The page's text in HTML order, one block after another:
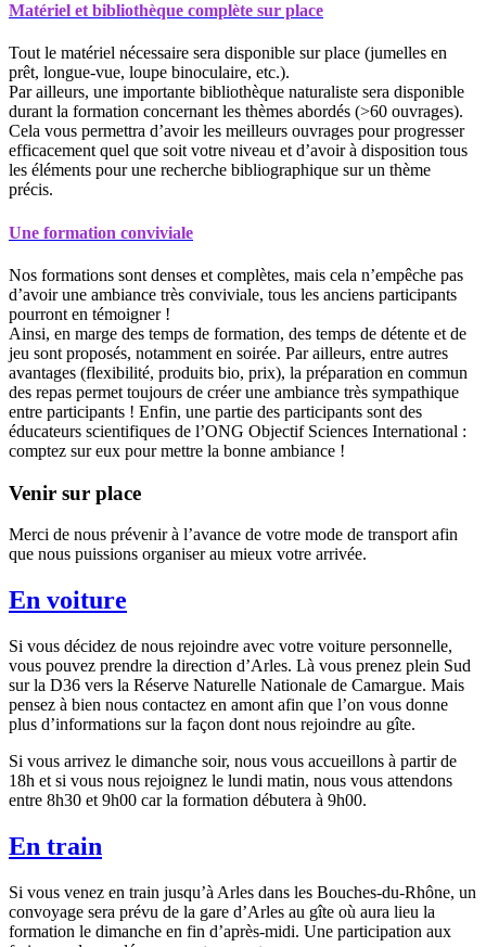
Matériel et bibliothèque complète sur place
Tout le matériel nécessaire sera disponible sur place (jumelles en
prêt, longue-vue, loupe binoculaire, etc.).
Par ailleurs, une importante bibliothèque naturaliste sera disponible
durant la formation concernant les thèmes abordés (>60 ouvrages).
Cela vous permettra d’avoir les meilleurs ouvrages pour progresser
efficacement quel que soit votre niveau et d’avoir à disposition tous
les éléments pour une recherche bibliographique sur un thème
précis.
Une formation conviviale
Nos formations sont denses et complètes, mais cela n’empêche pas
d’avoir une ambiance très conviviale, tous les anciens participants
pourront en témoigner !
Ainsi, en marge des temps de formation, des temps de détente et de
jeu sont proposés, notamment en soirée. Par ailleurs, entre autres
avantages (flexibilité, produits bio, prix), la préparation en commun
des repas permet toujours de créer une ambiance très sympathique
entre participants ! Enfin, une partie des participants sont des
éducateurs scientifiques de l’ONG Objectif Sciences International :
comptez sur eux pour mettre la bonne ambiance !
Venir sur place
Merci de nous prévenir à l’avance de votre mode de transport afin
que nous puissions organiser au mieux votre arrivée.
En voiture
Si vous décidez de nous rejoindre avec votre voiture personnelle,
vous pouvez prendre la direction d’Arles. Là vous prenez plein Sud
sur la D36 vers la Réserve Naturelle Nationale de Camargue. Mais
pensez à bien nous contactez en amont afin que l’on vous donne
plus d’informations sur la façon dont nous rejoindre au gîte.
Si vous arrivez le dimanche soir, nous vous accueillons à partir de
18h et si vous nous rejoignez le lundi matin, nous vous attendons
entre 8h30 et 9h00 car la formation débutera à 9h00.
En train
Si vous venez en train jusqu’à Arles dans les Bouches-du-Rhône, un
convoyage sera prévu de la gare d’Arles au gîte où aura lieu la
formation le dimanche en fin d’après-midi. Une participation aux